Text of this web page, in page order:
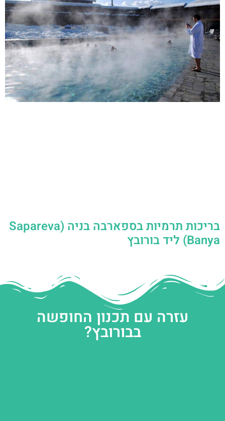
בריכות תרמיות בספארבה בניה (Sapareva
Banya) ליד בורובץ
עזרה עם תכנון החופשה
בבורובץ?